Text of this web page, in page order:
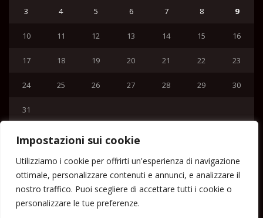
Impostazioni sui cookie
Utilizziamo i cookie per offrirti un'esperienza di navigazione
ottimale, personalizzare contenuti e annunci, e analizzare il
nostro traffico. Puoi scegliere di accettare tutti i cookie o
personalizzare le tue preferenze.
3 4 5 6 7 8 9
10 11 12 13 14 15 16
17 18 19 20 21 22 23
24 25 26 27 28 29 30
31
Home
Lipari News
Cronaca Lipari